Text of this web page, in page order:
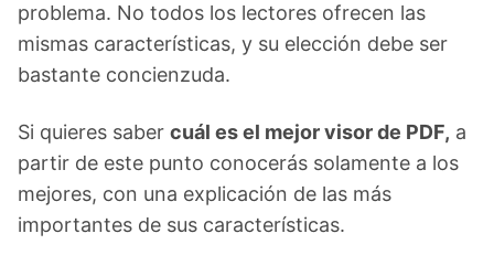
problema. No todos los lectores ofrecen las
mismas características, y su elección debe ser
bastante concienzuda.
Si quieres saber cuál es el mejor visor de PDF, a
partir de este punto conocerás solamente a los
mejores, con una explicación de las más
importantes de sus características.